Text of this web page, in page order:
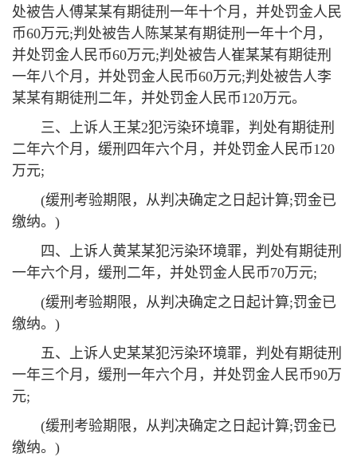
处被告人傅某某有期徒刑一年十个月，并处罚金人民
币60万元;判处被告人陈某某有期徒刑一年十个月，
并处罚金人民币60万元;判处被告人崔某某有期徒刑
一年八个月，并处罚金人民币60万元;判处被告人李
某某有期徒刑二年，并处罚金人民币120万元。
三、上诉人王某2犯污染环境罪，判处有期徒刑
二年六个月，缓刑四年六个月，并处罚金人民币120
万元;
(缓刑考验期限，从判决确定之日起计算;罚金已
缴纳。)
四、上诉人黄某某犯污染环境罪，判处有期徒刑
一年六个月，缓刑二年，并处罚金人民币70万元;
(缓刑考验期限，从判决确定之日起计算;罚金已
缴纳。)
五、上诉人史某某犯污染环境罪，判处有期徒刑
一年三个月，缓刑一年六个月，并处罚金人民币90万
元;
(缓刑考验期限，从判决确定之日起计算;罚金已
缴纳。)